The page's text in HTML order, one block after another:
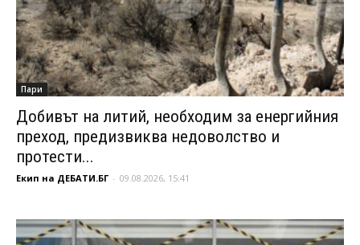
Пари
Добивът на литий, необходим за енергийния
преход, предизвиква недоволство и
протести...
Екип на ДЕБАТИ.БГ - 09.08.2026, 15:41